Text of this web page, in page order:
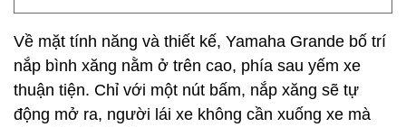
Về mặt tính năng và thiết kế, Yamaha Grande bố trí
nắp bình xăng nằm ở trên cao, phía sau yếm xe
thuận tiện. Chỉ với một nút bấm, nắp xăng sẽ tự
động mở ra, người lái xe không cần xuống xe mà